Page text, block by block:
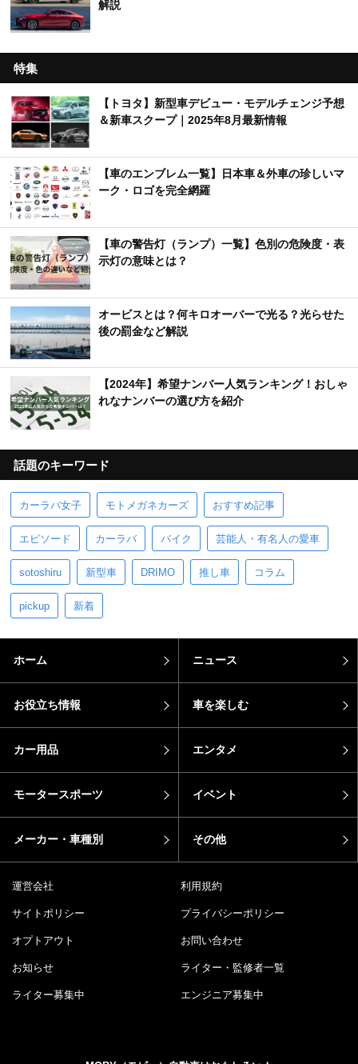
解説
特集
【トヨタ】新型車デビュー・モデルチェンジ予想
＆新車スクープ｜2025年8月最新情報
【車のエンブレム一覧】日本車＆外車の珍しいマ
ーク・ロゴを完全網羅
【車の警告灯（ランプ）一覧】色別の危険度・表
示灯の意味とは？
オービスとは？何キロオーバーで光る？光らせた
後の罰金など解説
【2024年】希望ナンバー人気ランキング！おしゃ
れなナンバーの選び方を紹介
話題のキーワード
カーラバ女子 モトメガネカーズ おすすめ記事
エピソード カーラバ バイク 芸能人・有名人の愛車
sotoshiru 新型車 DRIMO 推し車 コラム
pickup 新着
ホーム ニュース
お役立ち情報 車を楽しむ
カー用品 エンタメ
モータースポーツ イベント
メーカー・車種別 その他
運営会社 利用規約
サイトポリシー プライバシーポリシー
オプトアウト お問い合わせ
お知らせ ライター・監修者一覧
ライター募集中 エンジニア募集中